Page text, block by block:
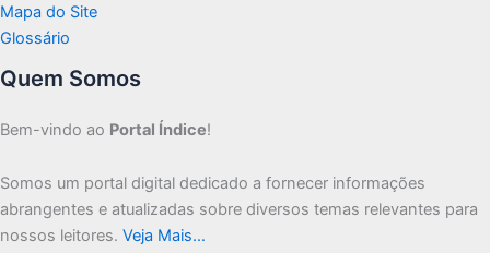
Mapa do Site
Glossário
Quem Somos
Bem-vindo ao Portal Índice!
Somos um portal digital dedicado a fornecer informações
abrangentes e atualizadas sobre diversos temas relevantes para
nossos leitores. Veja Mais…